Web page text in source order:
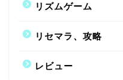
リズムゲーム
リセマラ、攻略
レビュー